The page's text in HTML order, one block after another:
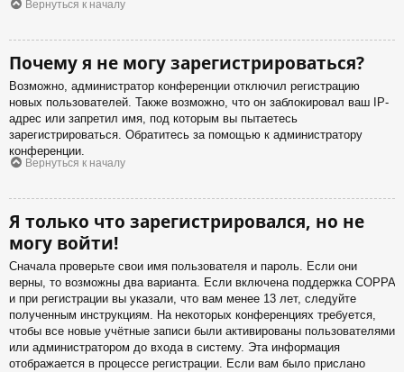
Вернуться к началу
Почему я не могу зарегистрироваться?
Возможно, администратор конференции отключил регистрацию
новых пользователей. Также возможно, что он заблокировал ваш IP-
адрес или запретил имя, под которым вы пытаетесь
зарегистрироваться. Обратитесь за помощью к администратору
конференции.
Вернуться к началу
Я только что зарегистрировался, но не
могу войти!
Сначала проверьте свои имя пользователя и пароль. Если они
верны, то возможны два варианта. Если включена поддержка COPPA
и при регистрации вы указали, что вам менее 13 лет, следуйте
полученным инструкциям. На некоторых конференциях требуется,
чтобы все новые учётные записи были активированы пользователями
или администратором до входа в систему. Эта информация
отображается в процессе регистрации. Если вам было прислано